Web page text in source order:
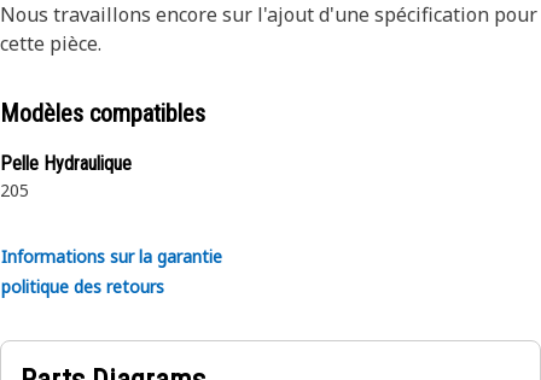
Nous travaillons encore sur l'ajout d'une spécification pour
cette pièce.
Modèles compatibles
Pelle Hydraulique
205
Informations sur la garantie
politique des retours